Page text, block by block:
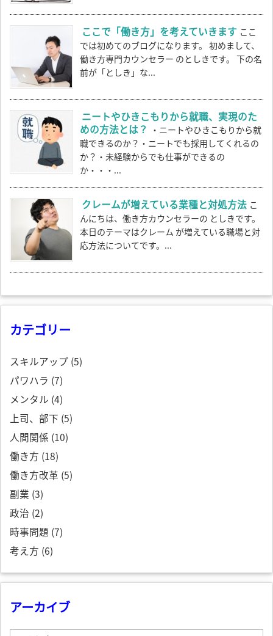
ここで「働き方」を考えていきます ここ
では初めてのブログになります。 初めまして、
働き方専門カウンセラー のとしきです。 下の名
前が「としき」な...
ニートやひきこもりから就職、実現のた
めの方法とは？ ・ニートやひきこもりから就
職できるのか？・ニートでも採用してくれるの
か？・未経験からでも仕事ができるの
か・・・...
クレームが増えている業種と対処方法 こ
んにちは、働き方カウンセラーの としきです。
本日のテーマはクレーム が増えている職場と対
応方法についてです。...
カテゴリー
スキルアップ (5)
パワハラ (7)
メンタル (4)
上司、部下 (5)
人間関係 (10)
働き方 (18)
働き方改革 (5)
副業 (3)
政治 (2)
時事問題 (7)
考え方 (6)
アーカイブ